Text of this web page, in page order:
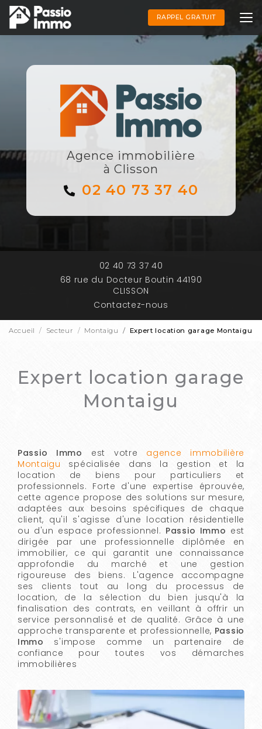
Aller
au
contenu
principal
RAPPEL GRATUIT
Agence immobilière
à Clisson
02 40 73 37 40
02 40 73 37 40
68 rue du Docteur Boutin 44190
CLISSON
Contactez-nous
Accueil Secteur Montaigu Expert location garage Montaigu
Expert location garage
Montaigu
Passio Immo est votre agence immobilière
Montaigu spécialisée dans la gestion et la
location de biens pour particuliers et
professionnels. Forte d'une expertise éprouvée,
cette agence propose des solutions sur mesure,
adaptées aux besoins spécifiques de chaque
client, qu'il s'agisse d'une location résidentielle
ou d'un espace professionnel. Passio Immo est
dirigée par une professionnelle diplômée en
immobilier, ce qui garantit une connaissance
approfondie du marché et une gestion
rigoureuse des biens. L'agence accompagne
ses clients tout au long du processus de
location, de la sélection du bien jusqu'à la
finalisation des contrats, en veillant à offrir un
service personnalisé et de qualité. Grâce à une
approche transparente et professionnelle, Passio
Immo s'impose comme un partenaire de
confiance pour toutes vos démarches
immobilières